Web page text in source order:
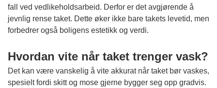
fall ved vedlikeholdsarbeid. Derfor er det avgjørende å
jevnlig rense taket. Dette øker ikke bare takets levetid, men
forbedrer også boligens estetikk og verdi.
Hvordan vite når taket trenger vask?
Det kan være vanskelig å vite akkurat når taket bør vaskes,
spesielt fordi skitt og mose gjerne bygger seg opp gradvis.